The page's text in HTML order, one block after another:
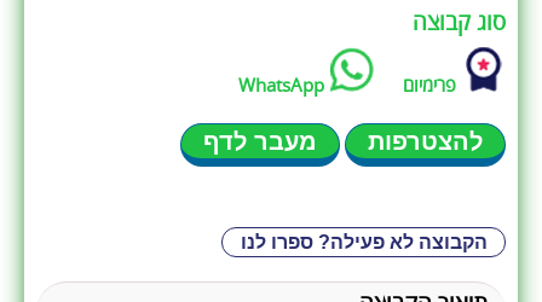
סוג קבוצה
פרימיום WhatsApp
להצטרפות מעבר לדף
הקבוצה לא פעילה? ספרו לנו